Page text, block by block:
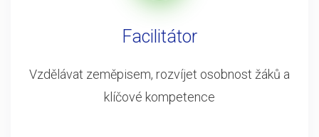
Facilitátor
Vzdělávat zeměpisem, rozvíjet osobnost žáků a
klíčové kompetence